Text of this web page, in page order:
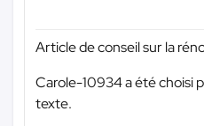
Article de conseil sur la
Carole-10934 a été choisi
texte.